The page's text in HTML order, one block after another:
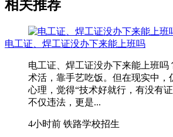
相关推荐
电工证、焊工证没办下来能上班吗
电工证、焊工证没办下来能上班吗
术活，靠手艺吃饭。但在现实中，
心理，觉得“技术好就行，有没有
不仅违法，更是...
4小时前 铁路学校招生